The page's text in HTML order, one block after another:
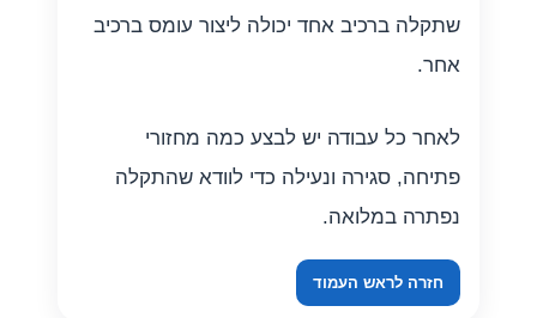
שתקלה ברכיב אחד יכולה ליצור עומס ברכיב
אחר.
לאחר כל עבודה יש לבצע כמה מחזורי
פתיחה, סגירה ונעילה כדי לוודא שהתקלה
נפתרה במלואה.
חזרה לראש העמוד